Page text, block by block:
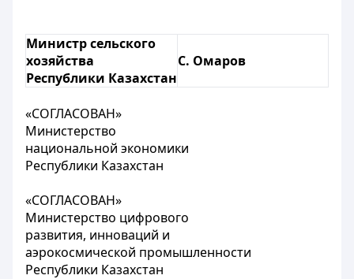
Министр сельского
хозяйства
Республики Казахстан
С. Омаров
«СОГЛАСОВАН»
Министерство
национальной экономики
Республики Казахстан
«СОГЛАСОВАН»
Министерство цифрового
развития, инноваций и
аэрокосмической промышленности
Республики Казахстан